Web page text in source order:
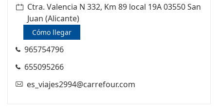
Ctra. Valencia N 332, Km 89 local 19A 03550 San
Juan (Alicante)
Cómo llegar
965754796
655095266
es_viajes2994@carrefour.com